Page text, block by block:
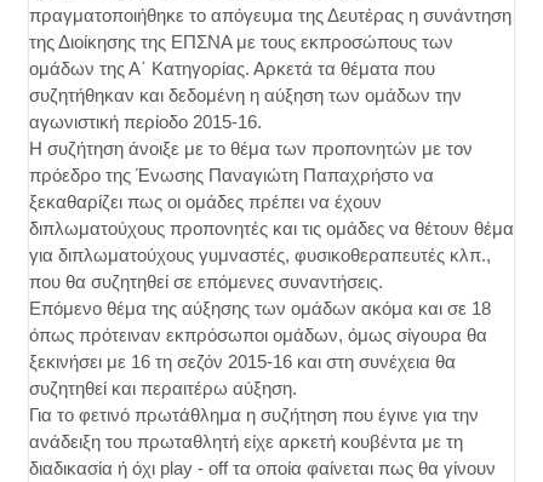
πραγματοποιήθηκε το απόγευμα της Δευτέρας η συνάντηση
της Διοίκησης της ΕΠΣΝΑ με τους εκπροσώπους των
ομάδων της Α΄ Κατηγορίας. Αρκετά τα θέματα που
συζητήθηκαν και δεδομένη η αύξηση των ομάδων την
αγωνιστική περίοδο 2015-16.
Η συζήτηση άνοιξε με το θέμα των προπονητών με τον
πρόεδρο της Ένωσης Παναγιώτη Παπαχρήστο να
ξεκαθαρίζει πως οι ομάδες πρέπει να έχουν
διπλωματούχους προπονητές και τις ομάδες να θέτουν θέμα
για διπλωματούχους γυμναστές, φυσικοθεραπευτές κλπ.,
που θα συζητηθεί σε επόμενες συναντήσεις.
Επόμενο θέμα της αύξησης των ομάδων ακόμα και σε 18
όπως πρότειναν εκπρόσωποι ομάδων, όμως σίγουρα θα
ξεκινήσει με 16 τη σεζόν 2015-16 και στη συνέχεια θα
συζητηθεί και περαιτέρω αύξηση.
Για το φετινό πρωτάθλημα η συζήτηση που έγινε για την
ανάδειξη του πρωταθλητή είχε αρκετή κουβέντα με τη
διαδικασία ή όχι play - off τα οποία φαίνεται πως θα γίνουν